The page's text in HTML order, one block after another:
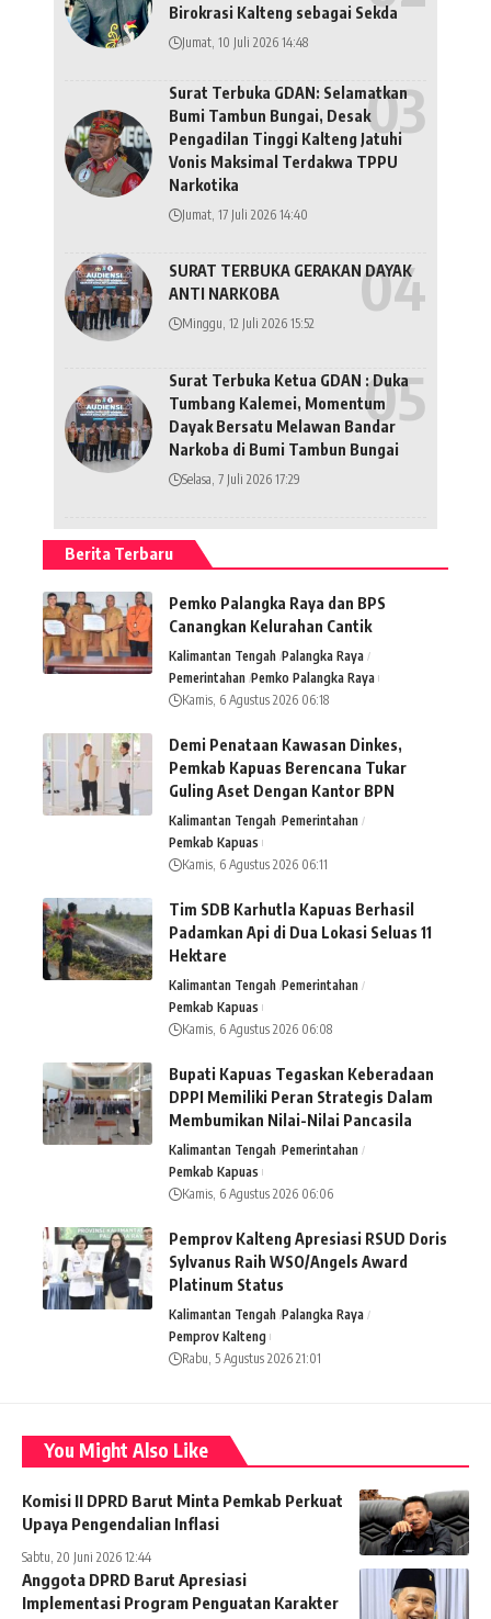
Birokrasi Kalteng sebagai Sekda
Jumat, 10 Juli 2026 14:48
Surat Terbuka GDAN: Selamatkan
Bumi Tambun Bungai, Desak
Pengadilan Tinggi Kalteng Jatuhi
Vonis Maksimal Terdakwa TPPU
Narkotika
Jumat, 17 Juli 2026 14:40
SURAT TERBUKA GERAKAN DAYAK
ANTI NARKOBA
Minggu, 12 Juli 2026 15:52
Surat Terbuka Ketua GDAN : Duka
Tumbang Kalemei, Momentum
Dayak Bersatu Melawan Bandar
Narkoba di Bumi Tambun Bungai
Selasa, 7 Juli 2026 17:29
Berita Terbaru
Pemko Palangka Raya dan BPS
Canangkan Kelurahan Cantik
Kalimantan Tengah Palangka Raya
Pemerintahan Pemko Palangka Raya
Kamis, 6 Agustus 2026 06:18
Demi Penataan Kawasan Dinkes,
Pemkab Kapuas Berencana Tukar
Guling Aset Dengan Kantor BPN
Kalimantan Tengah Pemerintahan
Pemkab Kapuas
Kamis, 6 Agustus 2026 06:11
Tim SDB Karhutla Kapuas Berhasil
Padamkan Api di Dua Lokasi Seluas 11
Hektare
Kalimantan Tengah Pemerintahan
Pemkab Kapuas
Kamis, 6 Agustus 2026 06:08
Bupati Kapuas Tegaskan Keberadaan
DPPI Memiliki Peran Strategis Dalam
Membumikan Nilai-Nilai Pancasila
Kalimantan Tengah Pemerintahan
Pemkab Kapuas
Kamis, 6 Agustus 2026 06:06
Pemprov Kalteng Apresiasi RSUD Doris
Sylvanus Raih WSO/Angels Award
Platinum Status
Kalimantan Tengah Palangka Raya
Pemprov Kalteng
Rabu, 5 Agustus 2026 21:01
You Might Also Like
Komisi II DPRD Barut Minta Pemkab Perkuat
Upaya Pengendalian Inflasi
Sabtu, 20 Juni 2026 12:44
Anggota DPRD Barut Apresiasi
Implementasi Program Penguatan Karakter